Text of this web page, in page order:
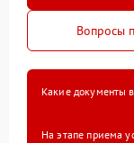
Вопросы
Какие документы
На этапе приема